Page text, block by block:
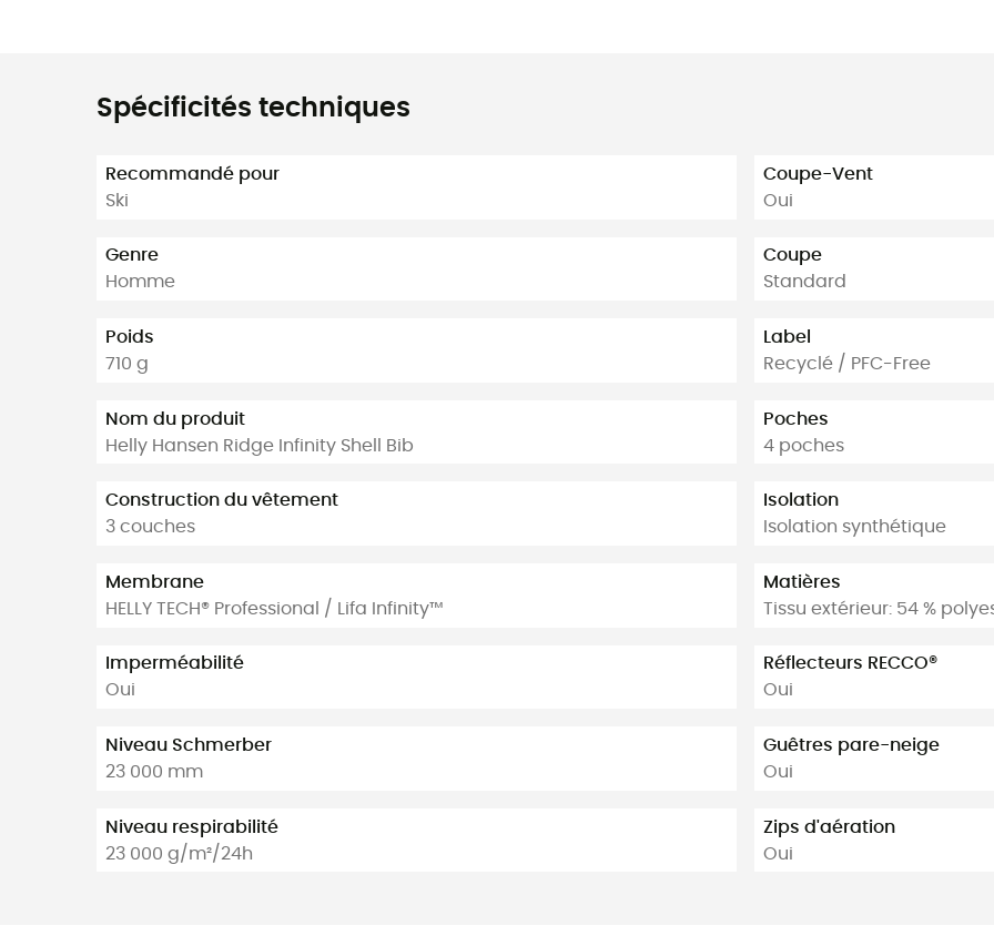
Spécificités techniques
Recommandé pour
Ski
Genre
Homme
Poids
710 g
Nom du produit
Helly Hansen Ridge Infinity Shell Bib
Construction du vêtement
3 couches
Membrane
HELLY TECH® Professional / Lifa Infinity™
Imperméabilité
Oui
Niveau Schmerber
23 000 mm
Niveau respirabilité
23 000 g/m²/24h
Coupe-Vent
Oui
Coupe
Standard
Label
Recyclé / PFC-Free
Poches
4 poches
Isolation
Isolation synthétique
Matières
Tissu extérieur: 54 %
Réflecteurs RECCO®
Oui
Guêtres pare-neige
Oui
Zips d'aération
Oui